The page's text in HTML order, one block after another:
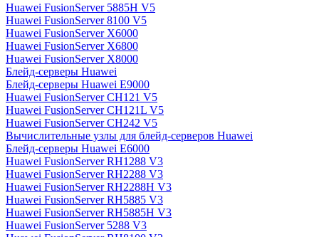
Huawei FusionServer 5885H V5
Huawei FusionServer 8100 V5
Huawei FusionServer X6000
Huawei FusionServer X6800
Huawei FusionServer X8000
Блейд-серверы Huawei
Блейд-серверы Huawei E9000
Huawei FusionServer CH121 V5
Huawei FusionServer CH121L V5
Huawei FusionServer CH242 V5
Вычислительные узлы для блейд-серверов Huawei
Блейд-серверы Huawei E6000
Huawei FusionServer RH1288 V3
Huawei FusionServer RH2288 V3
Huawei FusionServer RH2288H V3
Huawei FusionServer RH5885 V3
Huawei FusionServer RH5885H V3
Huawei FusionServer 5288 V3